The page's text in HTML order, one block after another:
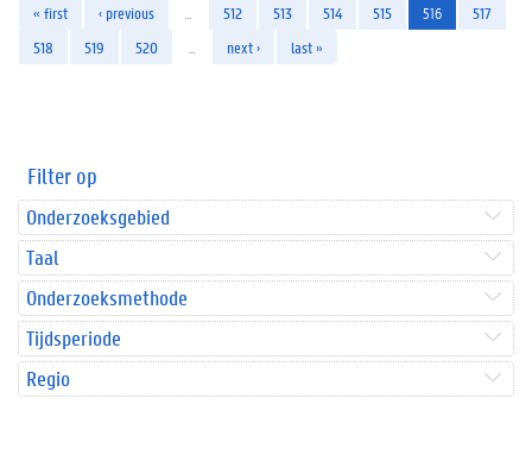
« first ‹ previous 512 513 514 515 516
517
518
519 520 next › last »
Filter op
Onderzoeksgebied
Taal
Onderzoeksmethode
Tijdsperiode
Regio